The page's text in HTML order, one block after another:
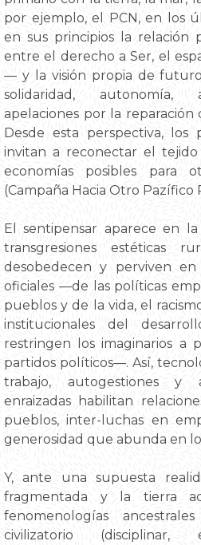
por ejemplo, el PCN, en los
en sus principios la relación
entre el derecho a Ser, el
— y la visión propia de
solidaridad, autonomía,
apelaciones por la reparación
Desde esta perspectiva, los
invitan a reconectar el
economías posibles para
(Campaña Hacia Otro Pazífico
El sentipensar aparece en
transgresiones estéticas
desobedecen y perviven
oficiales —de las políticas
pueblos y de la vida, el
institucionales del
restringen los imaginarios a
partidos políticos—. Así,
trabajo, autogestiones y
enraizadas habilitan
pueblos, inter-luchas en
generosidad que abunda en
Y, ante una supuesta
fragmentada y la tierra
fenomenologías
civilizatorio (disciplinar,